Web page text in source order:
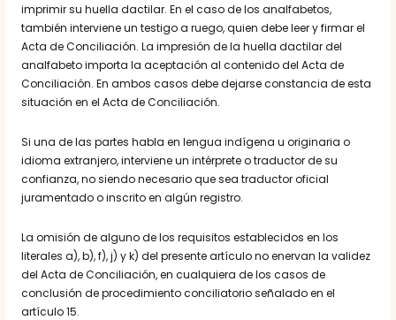
imprimir su huella dactilar. En el caso de los analfabetos,
también interviene un testigo a ruego, quien debe leer y firmar el
Acta de Conciliación. La impresión de la huella dactilar del
analfabeto importa la aceptación al contenido del Acta de
Conciliación. En ambos casos debe dejarse constancia de esta
situación en el Acta de Conciliación.
Si una de las partes habla en lengua indígena u originaria o
idioma extranjero, interviene un intérprete o traductor de su
confianza, no siendo necesario que sea traductor oficial
juramentado o inscrito en algún registro.
La omisión de alguno de los requisitos establecidos en los
literales a), b), f), j) y k) del presente artículo no enervan la validez
del Acta de Conciliación, en cualquiera de los casos de
conclusión de procedimiento conciliatorio señalado en el
artículo 15.